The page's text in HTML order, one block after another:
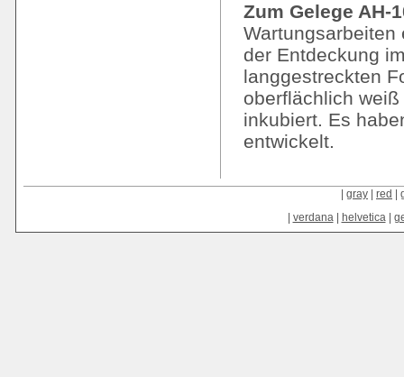
Zum Gelege AH-
Wartungsarbeiten
der Entdeckung
langgestreckten
oberflächlich
inkubiert. Es
entwickelt.
gray red
verdana| helvetica|